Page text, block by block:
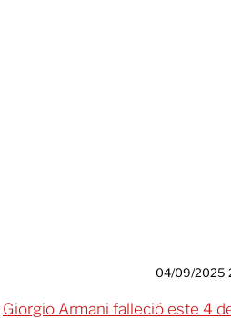
04/09/2025
Giorgio Armani falleció este 4